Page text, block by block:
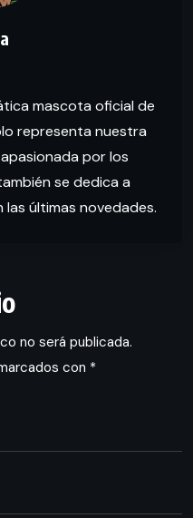
mascota oficial de
representa nuestra
por los
se dedica a
últimas novedades.
no será publicada.
con *